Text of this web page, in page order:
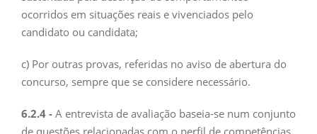
ocorridos em situações reais e vivenciados pelo
candidato ou candidata;
c) Por outras provas, referidas no aviso de abertura do
concurso, sempre que se considere necessário.
6.2.4 - A entrevista de avaliação baseia-se num conjunto
de questões relacionadas com o perfil de competências